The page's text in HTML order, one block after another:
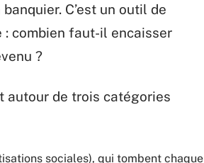
C’est un outil de
: combien faut-il encaisser
?
autour de trois catégories
sociales), qui tombent chaque